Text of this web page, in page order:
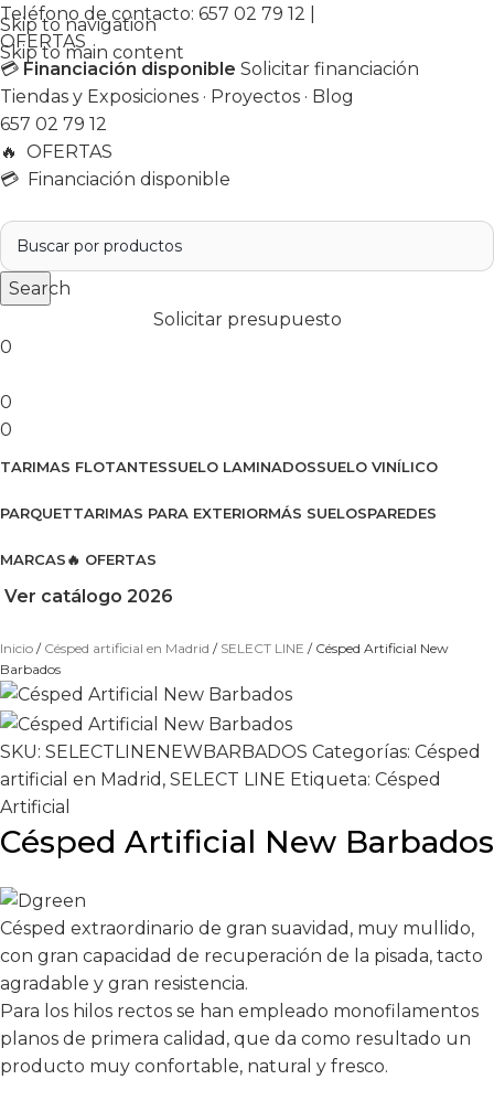
Skip to navigation
Skip to main content
Teléfono de contacto: 657 02 79 12
OFERTAS
💳 Financiación disponible Solicitar financiación
Tiendas y Exposiciones · Proyectos · Blog
657 02 79 12
🔥 OFERTAS
💳 Financiación disponible
Search
Solicitar presupuesto
0
0
0
TARIMAS FLOTANTESSUELO LAMINADOSSUELO VINÍLICO
PARQUETTARIMAS PARA EXTERIORMÁS SUELOSPAREDES
MARCAS🔥 OFERTAS
Ver catálogo 2026
Inicio Césped artificial en Madrid SELECT LINE
Césped Artificial New
Barbados
SKU: SELECTLINENEWBARBADOS Categorías: Césped
artificial en Madrid , SELECT LINE Etiqueta: Césped
Artificial
Césped Artificial New Barbados
Césped extraordinario de gran suavidad, muy mullido,
con gran capacidad de recuperación de la pisada, tacto
agradable y gran resistencia.
Para los hilos rectos se han empleado monofilamentos
planos de primera calidad, que da como resultado un
producto muy confortable, natural y fresco.